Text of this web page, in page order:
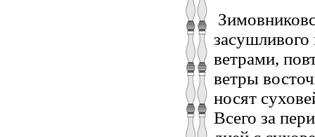
ветрами,
ветры
носят
Всего за